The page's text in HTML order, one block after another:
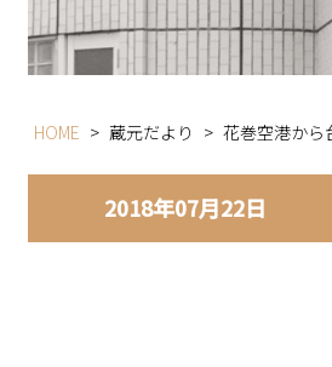
HOME > 蔵元だより > 花巻空港から
2018年07月22日